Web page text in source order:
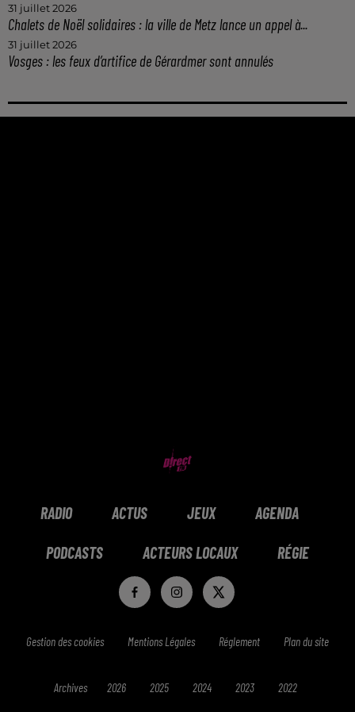
31 juillet 2026
Chalets de Noël solidaires : la ville de Metz lance un appel à...
31 juillet 2026
Vosges : les feux d’artifice de Gérardmer sont annulés
RADIO ACTUS JEUX AGENDA
PODCASTS ACTEURS LOCAUX RÉGIE
Gestion des cookies Mentions Légales Réglement Plan du site
Archives 2026 2025 2024 2023 2022